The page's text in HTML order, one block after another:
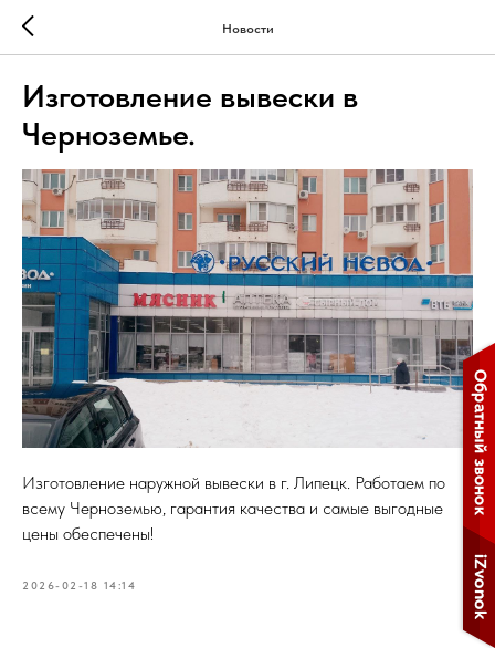
Новости
Изготовление вывески в
Черноземье.
Изготовление наружной вывески в г. Липецк. Работаем по
всему Черноземью, гарантия качества и самые выгодные
цены обеспечены!
2026-02-18 14:14